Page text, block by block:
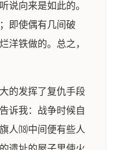
向来是如此的。
即使偶有几间破
洋铁做的。总之，
的发挥了复仇手段
诉我：战争时候自
人⒅中间便有些人